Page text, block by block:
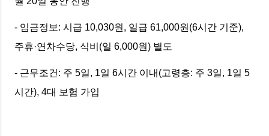
- 임금정보: 시급 10,030원, 일급 61,000원(6시간 기준),
주휴·연차수당, 식비(일 6,000원) 별도
- 근무조건: 주 5일, 1일 6시간 이내(고령층: 주 3일, 1일 5
시간), 4대 보험 가입